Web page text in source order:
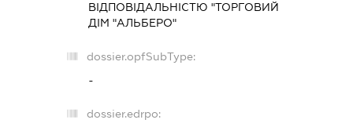
ВІДПОВІДАЛЬНІСТЮ "ТОРГОВИЙ
ДІМ "АЛЬБЕРО"
dossier.opfSubType:
-
dossier.edrpo: